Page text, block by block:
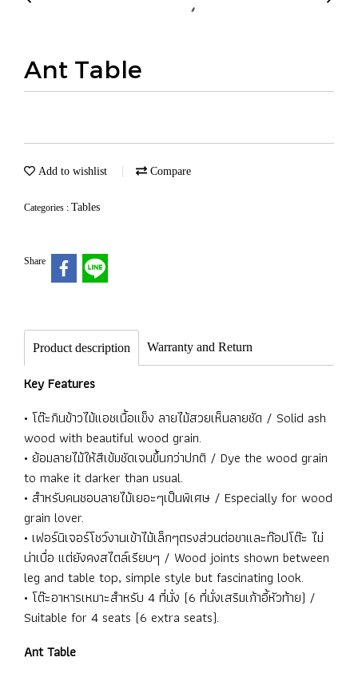
Ant Table
Add to wishlist Compare
Categories : Tables
Share
Product description Warranty and Return
Key Features
• โต๊ะกินข้าวไม้แอชเนื้อแข็ง ลายไม้สวยเห็นลายชัด / Solid ash
wood with beautiful wood grain.
• ย้อมลายไม้ให้สีเข้มชัดเจนขึ้นกว่าปกติ / Dye the wood grain
to make it darker than usual.
• สำหรับคนชอบลายไม้เยอะๆเป็นพิเศษ / Especially for wood
grain lover.
• เฟอร์นิเจอร์โชว์งานเข้าไม้เล็กๆตรงส่วนต่อขาและท๊อปโต๊ะ ไม่
น่าเบื่อ แต่ยังคงสไตล์เรียบๆ / Wood joints shown between
leg and table top, simple style but fascinating look.
• โต๊ะอาหารเหมาะสำหรับ 4 ที่นั่ง (6 ที่นั่งเสริมเก้าอี้หัวท้าย) /
Suitable for 4 seats (6 extra seats).
Ant Table